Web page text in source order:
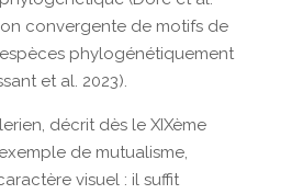
convergente de motifs de
phylogénétiquement
et al. 2023).
décrit dès le XIXème
de mutualisme,
visuel : il suffit